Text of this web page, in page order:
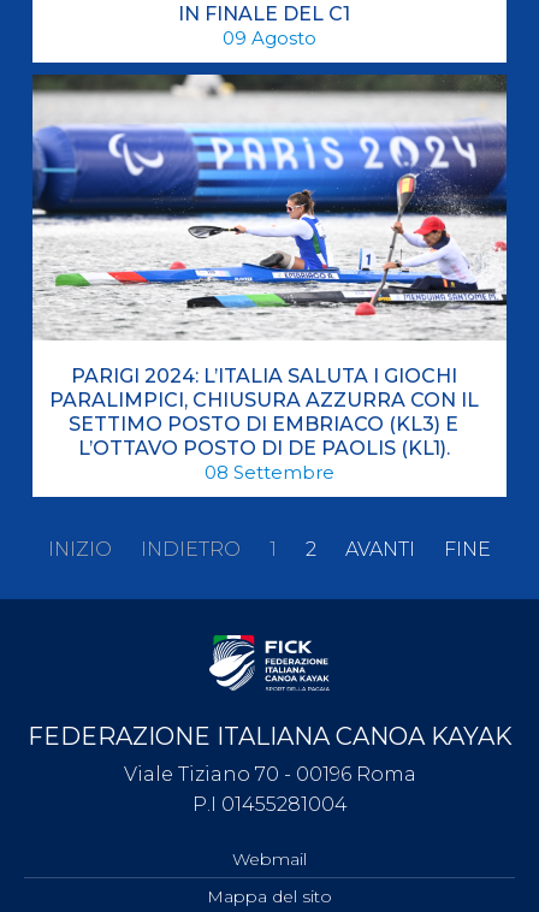
IN FINALE DEL C1
09 Agosto
PARIGI 2024: L’ITALIA SALUTA I GIOCHI
PARALIMPICI, CHIUSURA AZZURRA CON IL
SETTIMO POSTO DI EMBRIACO (KL3) E
L’OTTAVO POSTO DI DE PAOLIS (KL1).
08 Settembre
INIZIO INDIETRO 1 2 AVANTI FINE
FEDERAZIONE ITALIANA CANOA KAYAK
Viale Tiziano 70 - 00196 Roma
P.I 01455281004
Webmail
Mappa del sito